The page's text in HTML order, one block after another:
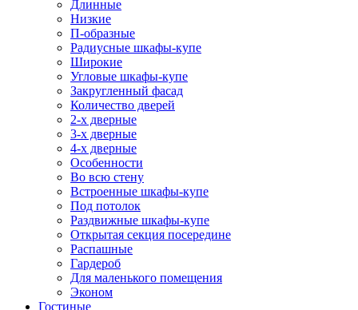
Длинные
Низкие
П-образные
Радиусные шкафы-купе
Широкие
Угловые шкафы-купе
Закругленный фасад
Количество дверей
2-х дверные
3-х дверные
4-х дверные
Особенности
Во всю стену
Встроенные шкафы-купе
Под потолок
Раздвижные шкафы-купе
Открытая секция посередине
Распашные
Гардероб
Для маленького помещения
Эконом
Гостиные